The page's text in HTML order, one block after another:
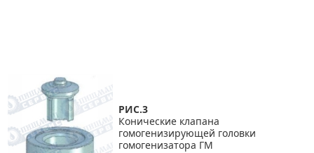
РИС.3
Конические клапана
гомогенизирующей головки
гомогенизатора ГМ